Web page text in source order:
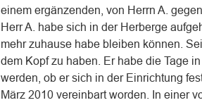
einem ergänzenden, von Herrn A.
Herr A. habe sich in der Herberge
mehr zuhause habe bleiben können.
dem Kopf zu haben. Er habe die Tage
werden, ob er sich in der Einrichtung
März 2010 vereinbart worden. In einer